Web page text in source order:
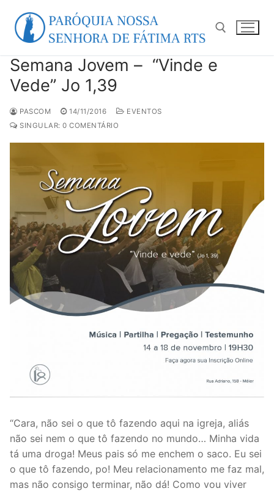
para
Pesquisar por:
Semana Jovem – “Vinde e
Vede” Jo 1,39
PASCOM 14/11/2016
EVENTOS
SINGULAR: 0 COMENTÁRIO
“Cara, não sei o que tô fazendo aqui na igreja, aliás
não sei nem o que tô fazendo no mundo… Minha vida
tá uma droga! Meus pais só me enchem o saco. Eu sei
o que tô fazendo, po! Meu relacionamento me faz mal,
mas não consigo terminar, não dá! Como vou viver